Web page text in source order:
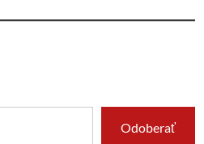
Odoberať